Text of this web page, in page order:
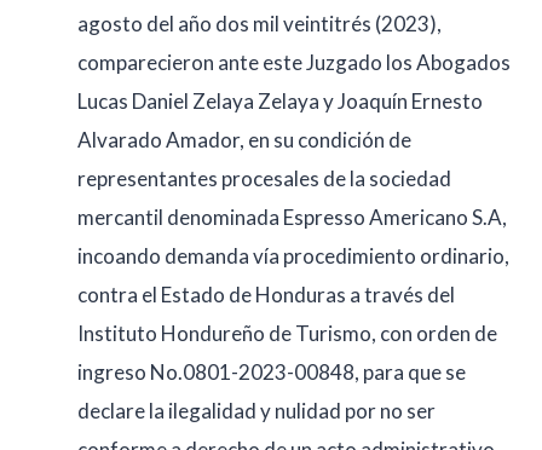
agosto del año dos mil veintitrés (2023),
comparecieron ante este Juzgado los Abogados
Lucas Daniel Zelaya Zelaya y Joaquín Ernesto
Alvarado Amador, en su condición de
representantes procesales de la sociedad
mercantil denominada Espresso Americano S.A,
incoando demanda vía procedimiento ordinario,
contra el Estado de Honduras a través del
Instituto Hondureño de Turismo, con orden de
ingreso No.0801-2023-00848, para que se
declare la ilegalidad y nulidad por no ser